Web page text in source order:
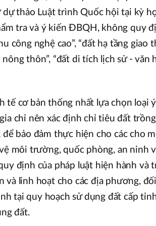
thảo Luật trình Quốc hội tại kỳ
tra và ý kiến ĐBQH, không quy
công nghệ cao”, “đất hạ tầng giao
thôn”, “đất di tích lịch sử - văn
tế cơ bản thống nhất lựa chọn loại
chỉ nên xác định chỉ tiêu đất
bảo đảm thực hiện cho các cho
môi trường, quốc phòng, an ninh
định của pháp luật hiện hành và
và linh hoạt cho các địa phương,
tại quy hoạch sử dụng đất cấp
đất.